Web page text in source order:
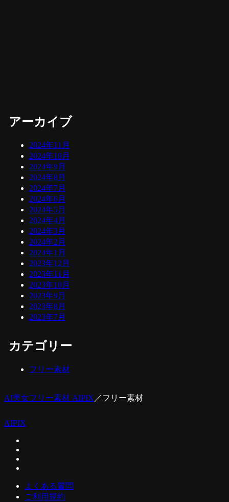
アーカイブ
2024年11月
2024年10月
2024年9月
2024年8月
2024年7月
2024年6月
2024年5月
2024年4月
2024年3月
2024年2月
2024年1月
2023年12月
2023年11月
2023年10月
2023年9月
2023年8月
2023年7月
カテゴリー
フリー素材
AI美女フリー素材 AIPIX ／フリー素材
AIPIX
よくある質問
ご利用規約